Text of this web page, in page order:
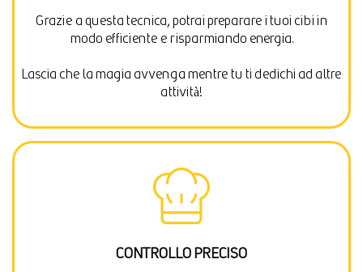
Grazie a questa tecnica, potrai preparare i tuoi cibi in
modo efficiente e risparmiando energia.
Lascia che la magia avvenga mentre tu ti dedichi ad altre
attività!
CONTROLLO PRECISO